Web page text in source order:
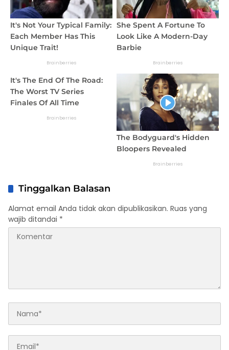
Tinggalkan Balasan
Alamat email Anda tidak akan dipublikasikan. Ruas yang
wajib ditandai *